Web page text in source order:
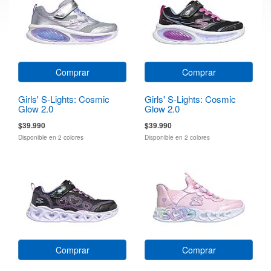
Comprar
Girls' S-Lights: Cosmic
Glow 2.0
$39.990
Disponible en 2 colores
Comprar
Girls' S-Lights: Cosmic
Glow 2.0
$39.990
Disponible en 2 colores
Comprar Comprar